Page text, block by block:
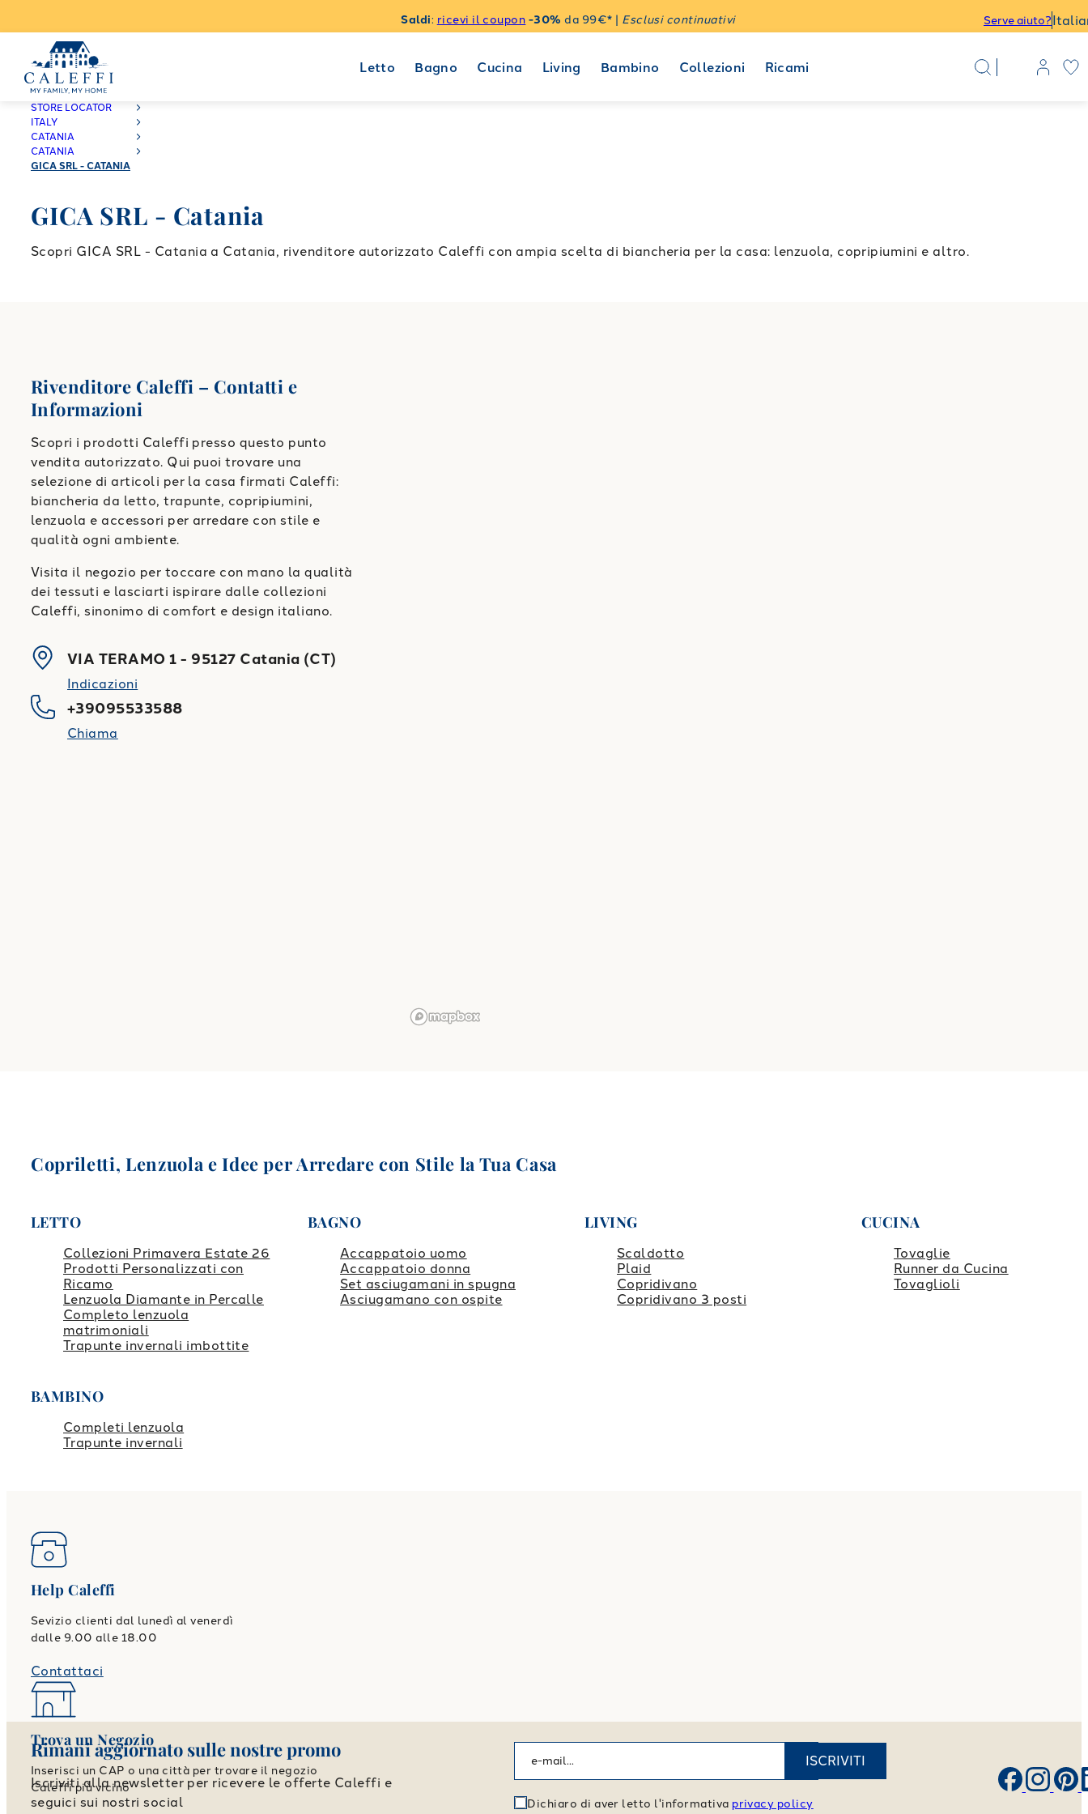
Saldi: ricevi il coupon -30% da 99€* | Esclusi continuativi Serve aiuto?
Letto Bagno Cucina Living Bambino Collezioni Ricami
CALEFFI
STORE LOCATOR
ITALY
CATANIA
CATANIA
GICA SRL - CATANIA
GICA SRL - Catania
Scopri GICA SRL - Catania a Catania, rivenditore autorizzato Caleffi con ampia scelta di biancheria per la casa: lenzuola, copripiumini e altro.
Rivenditore Caleffi – Contatti e
Informazioni
Scopri i prodotti Caleffi presso questo punto
vendita autorizzato. Qui puoi trovare una
selezione di articoli per la casa firmati Caleffi:
biancheria da letto, trapunte, copripiumini,
lenzuola e accessori per arredare con stile e
qualità ogni ambiente.
Visita il negozio per toccare con mano la qualità
dei tessuti e lasciarti ispirare dalle collezioni
Caleffi, sinonimo di comfort e design italiano.
VIA TERAMO 1 - 95127 Catania (CT)
Indicazioni
+39095533588
Chiama
Copriletti, Lenzuola e Idee per Arredare con Stile la Tua Casa
LETTO
Collezioni Primavera Estate 26
Prodotti Personalizzati con
Ricamo
Lenzuola Diamante in Percalle
Completo lenzuola
matrimoniali
Trapunte invernali imbottite
BAGNO
Accappatoio uomo
Accappatoio donna
Set asciugamani in spugna
Asciugamano con ospite
LIVING
Scaldotto
Plaid
Copridivano
Copridivano 3 posti
CUCINA
Tovaglie
Runner da Cucina
Tovaglioli
BAMBINO
Completi lenzuola
Trapunte invernali
Help Caleffi
Sevizio clienti dal lunedì al venerdì
dalle 9.00 alle 18.00
Contattaci
Trova un Negozio
Inserisci un CAP o una città per trovare il negozio
Caleffi più vicino
Rimani aggiornato sulle nostre promo
Iscriviti alla newsletter per ricevere le offerte Caleffi e
seguici sui nostri social
ISCRIVITI
Dichiaro di aver letto l'informativa privacy policy